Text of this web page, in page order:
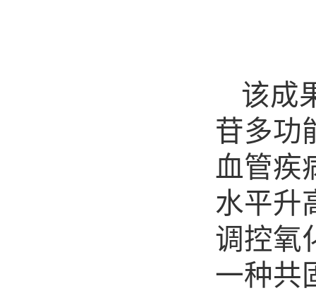
该成
苷多功
血管疾
水平升
调控氧
一种共